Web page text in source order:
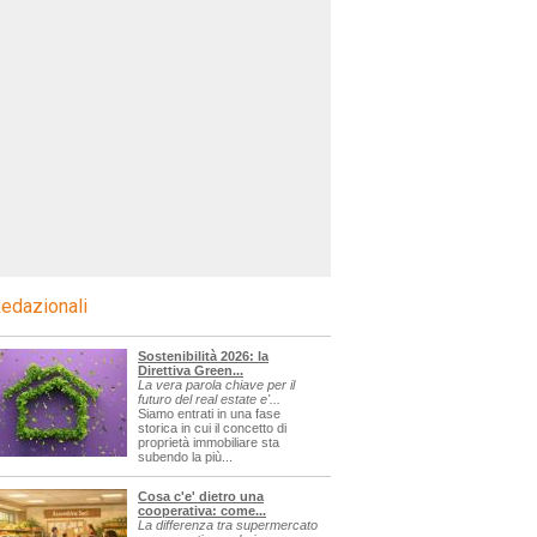
Sostenibilità 2026: la
Direttiva Green...
La vera parola chiave per il
futuro del real estate e'...
Siamo entrati in una fase
storica in cui il concetto di
proprietà immobiliare sta
subendo la più...
Cosa c'e' dietro una
cooperativa: come...
La differenza tra supermercato